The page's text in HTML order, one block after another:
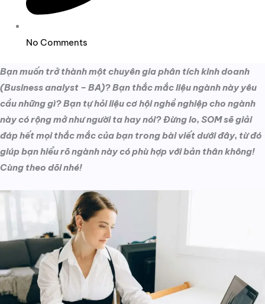
No Comments
Bạn muốn trở thành một chuyên gia phân tích kinh doanh
(Business analyst – BA)? Bạn thắc mắc liệu ngành này yêu
cầu những gì? Bạn tự hỏi liệu cơ hội nghề nghiệp cho ngành
này có rộng mở như người ta hay nói? Đừng lo, SOM sẽ giải
đáp hết mọi thắc mắc của bạn trong bài viết dưới đây, từ đó
giúp bạn hiểu rõ ngành này có phù hợp với bản thân không!
Cùng theo dõi nhé!